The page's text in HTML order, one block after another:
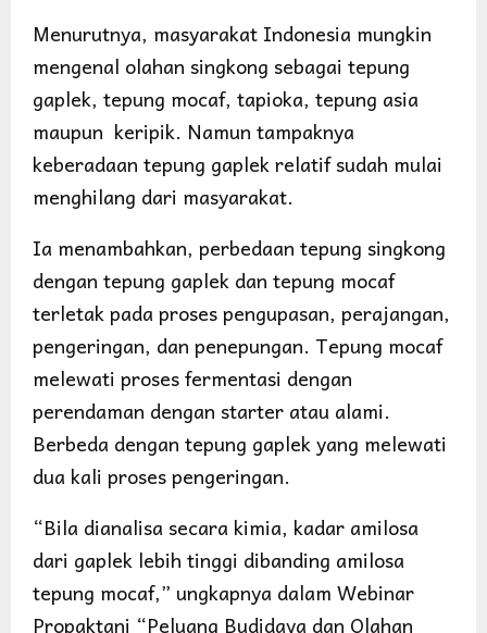
Menurutnya, masyarakat Indonesia mungkin
mengenal olahan singkong sebagai tepung
gaplek, tepung mocaf, tapioka, tepung asia
maupun keripik. Namun tampaknya
keberadaan tepung gaplek relatif sudah mulai
menghilang dari masyarakat.
Ia menambahkan, perbedaan tepung singkong
dengan tepung gaplek dan tepung mocaf
terletak pada proses pengupasan, perajangan,
pengeringan, dan penepungan. Tepung mocaf
melewati proses fermentasi dengan
perendaman dengan starter atau alami.
Berbeda dengan tepung gaplek yang melewati
dua kali proses pengeringan.
“Bila dianalisa secara kimia, kadar amilosa
dari gaplek lebih tinggi dibanding amilosa
tepung mocaf,” ungkapnya dalam Webinar
Propaktani “Peluang Budidaya dan Olahan